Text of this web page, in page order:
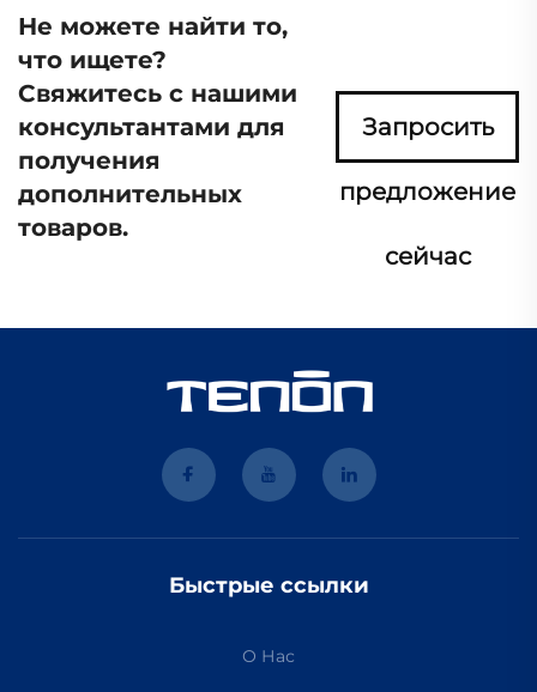
Не можете найти то,
что ищете?
Свяжитесь с нашими
консультантами для
получения
дополнительных
товаров.
Запросить
предложение
сейчас
Быстрые ссылки
О Нас